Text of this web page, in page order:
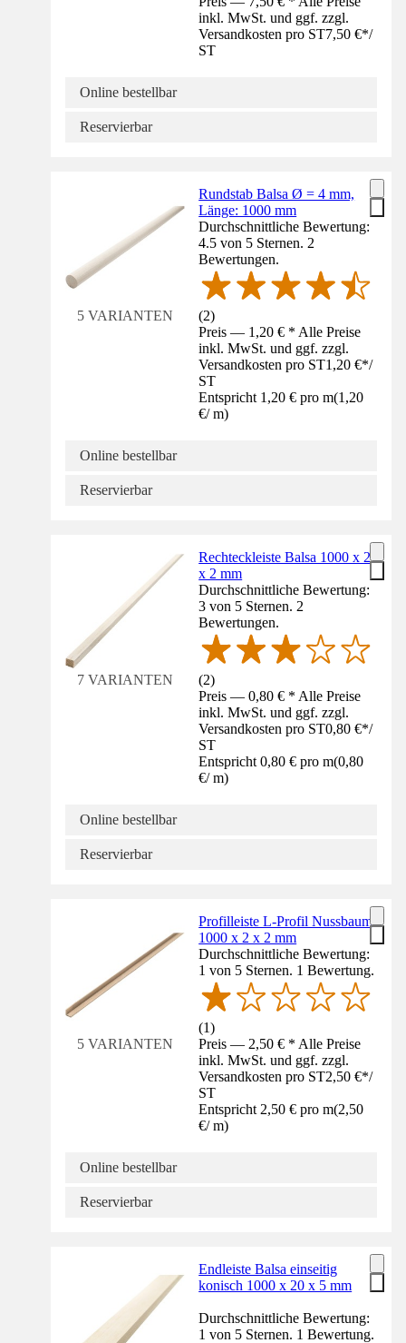
inkl. MwSt. und ggf. zzgl.
Versandkosten pro ST7,50 €*/
ST
Online bestellbar
Reservierbar
5 VARIANTEN
Rundstab Balsa Ø = 4 mm,
Länge: 1000 mm
Durchschnittliche Bewertung:
4.5 von 5 Sternen. 2
Bewertungen.
(2)
Preis — 1,20 € * Alle Preise
inkl. MwSt. und ggf. zzgl.
Versandkosten pro ST1,20 €*/
ST
Entspricht 1,20 € pro m(1,20
€/ m)
Online bestellbar
Reservierbar
7 VARIANTEN
Rechteckleiste Balsa 1000 x 2
x 2 mm
Durchschnittliche Bewertung:
3 von 5 Sternen. 2
Bewertungen.
(2)
Preis — 0,80 € * Alle Preise
inkl. MwSt. und ggf. zzgl.
Versandkosten pro ST0,80 €*/
ST
Entspricht 0,80 € pro m(0,80
€/ m)
Online bestellbar
Reservierbar
5 VARIANTEN
Profilleiste L-Profil Nussbaum
1000 x 2 x 2 mm
Durchschnittliche Bewertung:
1 von 5 Sternen. 1 Bewertung.
(1)
Preis — 2,50 € * Alle Preise
inkl. MwSt. und ggf. zzgl.
Versandkosten pro ST2,50 €*/
ST
Entspricht 2,50 € pro m(2,50
€/ m)
Online bestellbar
Reservierbar
Endleiste Balsa einseitig
konisch 1000 x 20 x 5 mm
Durchschnittliche Bewertung:
1 von 5 Sternen. 1 Bewertung.